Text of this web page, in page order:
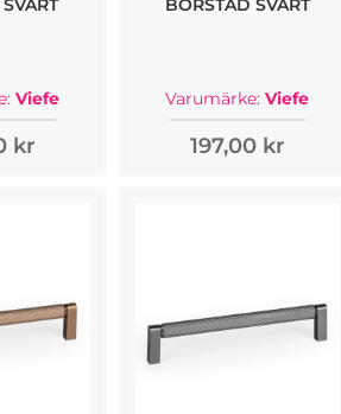
Viefe
kr
BORSTAD SVART
Varumärke: Viefe
197,00 kr